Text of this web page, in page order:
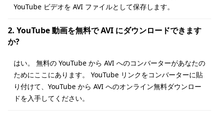
YouTube ビデオを AVI ファイルとして保存します。
2. YouTube 動画を無料で AVI にダウンロードできます
か?
はい。 無料の YouTube から AVI へのコンバーターがあなたの
ためにここにあります。 YouTube リンクをコンバーターに貼
り付けて、YouTube から AVI へのオンライン無料ダウンロー
ドを入手してください。